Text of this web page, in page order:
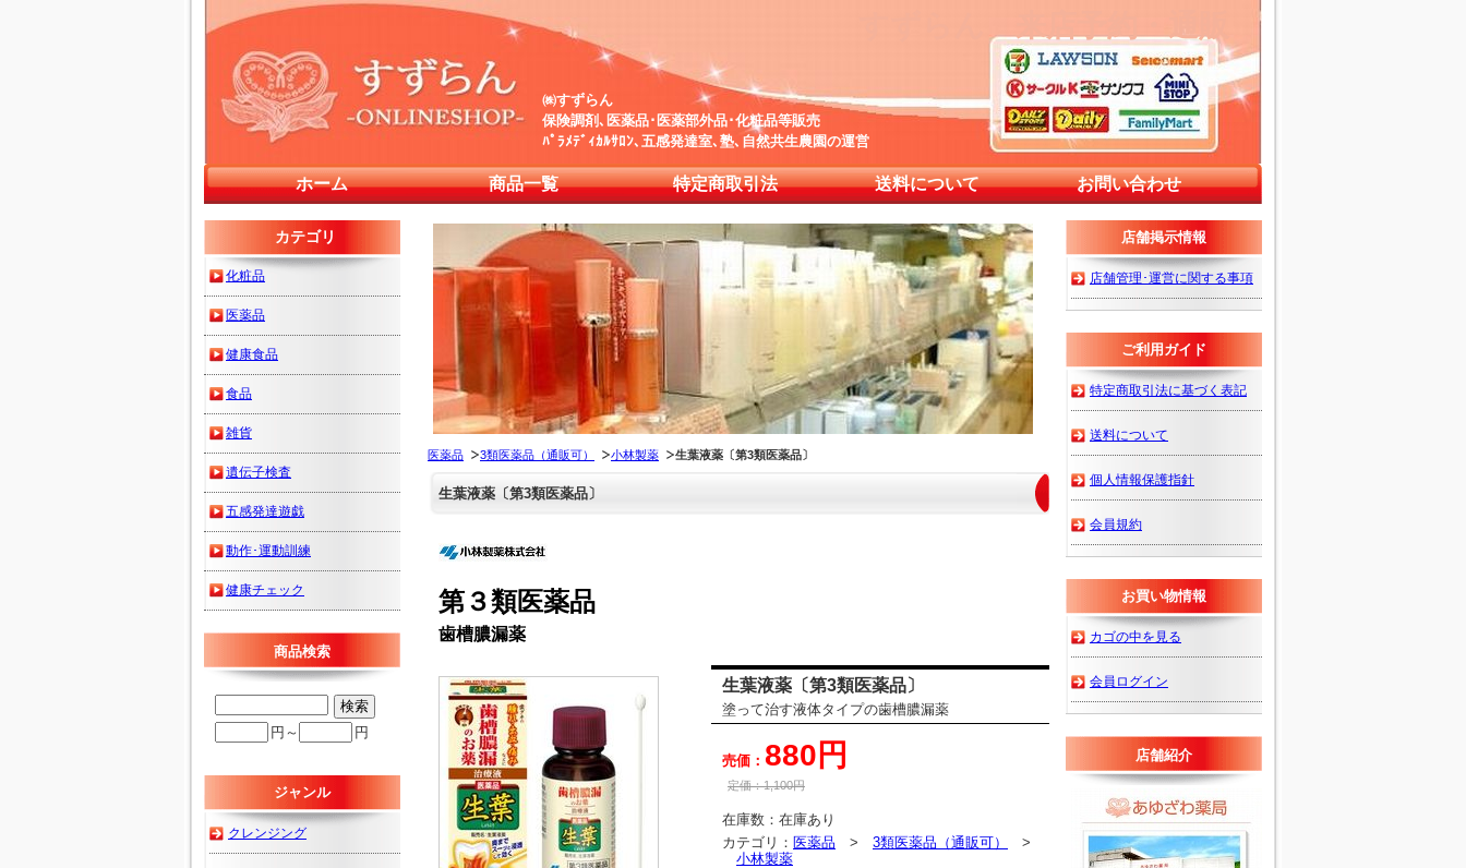
㈱すずらん
保険調剤､医薬品･医薬部外品･化粧品等販売
ﾊﾟﾗﾒﾃﾞｨｶﾙｻﾛﾝ､五感発達室､塾､自然共生農園の運営
ホーム 商品一覧 特定商取引法 送料について お問い合わせ
医薬品 3類医薬品（通販可） 小林製薬 生葉液薬〔第3類医薬品〕
生葉液薬〔第3類医薬品〕
第３類医薬品
歯槽膿漏薬
生葉液薬〔第3類医薬品〕
塗って治す液体タイプの歯槽膿漏薬
売価： 880円
定価：1,100円
在庫数： 在庫あり
カテゴリ： 医薬品 > 3類医薬品（通販可）
>
小林製薬
カテゴリ
化粧品
医薬品
健康食品
食品
雑貨
遺伝子検査
五感発達遊戯
動作･運動訓練
健康チェック
商品検索
円～ 円
ジャンル
クレンジング
店舗掲示情報
店舗管理･運営に関する事項
ご利用ガイド
特定商取引法に基づく表記
送料について
個人情報保護指針
会員規約
お買い物情報
カゴの中を見る
会員ログイン
店舗紹介